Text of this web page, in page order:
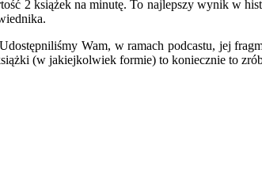
2 książek na minutę. To najlepszy wynik w
Wam, w ramach podcastu, jej
(w jakiejkolwiek formie) to koniecznie to